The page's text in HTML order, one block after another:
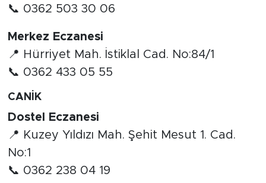
📞 0362 503 30 06
Merkez Eczanesi
📍 Hürriyet Mah. İstiklal Cad. No:84/1
📞 0362 433 05 55
CANİK
Dostel Eczanesi
📍 Kuzey Yıldızı Mah. Şehit Mesut 1. Cad.
No:1
📞 0362 238 04 19